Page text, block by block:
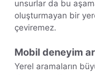
unsurlar da bu
oluşturmayan bir
çeviremez.
Mobil deneyim
Yerel aramaların